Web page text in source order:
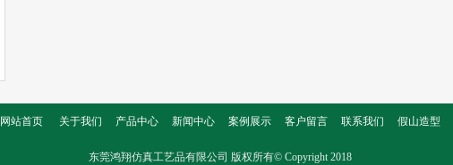
网站首页 关于我们 产品中心 新闻中心 案例展示 客户留言 联系我们 假山造型
东莞鸿翔仿真工艺品有限公司 版权所有© Copyright 2018